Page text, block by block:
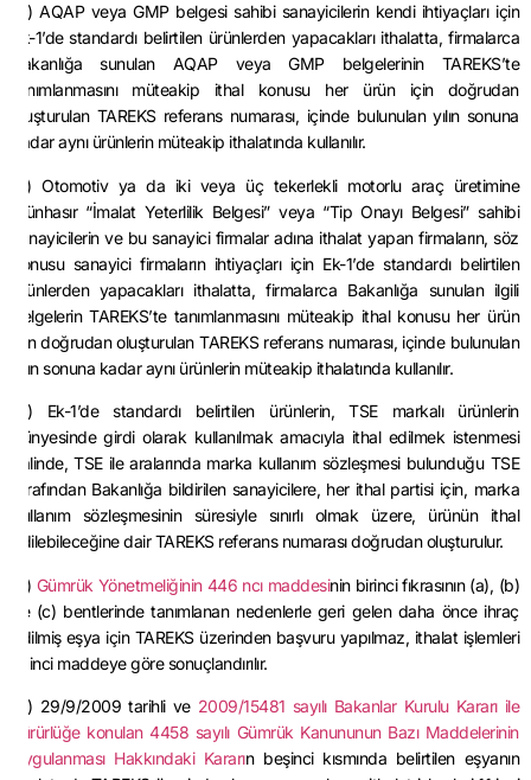
(4) AQAP veya GMP belgesi sahibi sanayicilerin kendi ihtiyaçları için
Ek-1’de standardı belirtilen ürünlerden yapacakları ithalatta, firmalarca
Bakanlığa sunulan AQAP veya GMP belgelerinin TAREKS’te
tanımlanmasını müteakip ithal konusu her ürün için doğrudan
oluşturulan TAREKS referans numarası, içinde bulunulan yılın sonuna
kadar aynı ürünlerin müteakip ithalatında kullanılır.
(5) Otomotiv ya da iki veya üç tekerlekli motorlu araç üretimine
münhasır “İmalat Yeterlilik Belgesi” veya “Tip Onayı Belgesi” sahibi
sanayicilerin ve bu sanayici firmalar adına ithalat yapan firmaların, söz
konusu sanayici firmaların ihtiyaçları için Ek-1’de standardı belirtilen
ürünlerden yapacakları ithalatta, firmalarca Bakanlığa sunulan ilgili
belgelerin TAREKS’te tanımlanmasını müteakip ithal konusu her ürün
için doğrudan oluşturulan TAREKS referans numarası, içinde bulunulan
yılın sonuna kadar aynı ürünlerin müteakip ithalatında kullanılır.
(6) Ek-1’de standardı belirtilen ürünlerin, TSE markalı ürünlerin
bünyesinde girdi olarak kullanılmak amacıyla ithal edilmek istenmesi
halinde, TSE ile aralarında marka kullanım sözleşmesi bulunduğu TSE
tarafından Bakanlığa bildirilen sanayicilere, her ithal partisi için, marka
kullanım sözleşmesinin süresiyle sınırlı olmak üzere, ürünün ithal
edilebileceğine dair TAREKS referans numarası doğrudan oluşturulur.
(7) Gümrük Yönetmeliğinin 446 ncı maddesinin birinci fıkrasının (a), (b)
ve (c) bentlerinde tanımlanan nedenlerle geri gelen daha önce ihraç
edilmiş eşya için TAREKS üzerinden başvuru yapılmaz, ithalat işlemleri
11 inci maddeye göre sonuçlandırılır.
(8) 29/9/2009 tarihli ve 2009/15481 sayılı Bakanlar Kurulu Kararı ile
yürürlüğe konulan 4458 sayılı Gümrük Kanununun Bazı Maddelerinin
Uygulanması Hakkındaki Kararın beşinci kısmında belirtilen eşyanın